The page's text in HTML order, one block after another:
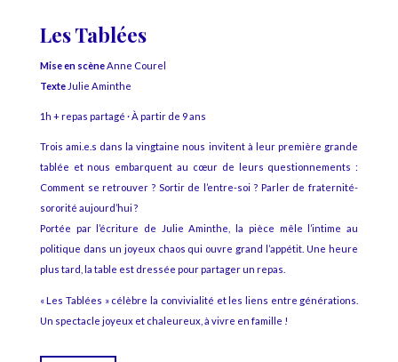
Les Tablées
Mise en scèneAnne Courel
Texte Julie Aminthe
1h + repas partagé · À partir de 9 ans
Trois ami.e.s dans la vingtaine nous invitent à leur première grande
tablée et nous embarquent au cœur de leurs questionnements :
Comment se retrouver ? Sortir de l’entre-soi ? Parler de fraternité-
sororité aujourd’hui ?
Portée par l’écriture de Julie Aminthe, la pièce mêle l’intime au
politique dans un joyeux chaos qui ouvre grand l’appétit. Une heure
plus tard, la table est dressée pour partager un repas.
« Les Tablées » célèbre la convivialité et les liens entre générations.
Un spectacle joyeux et chaleureux, à vivre en famille !